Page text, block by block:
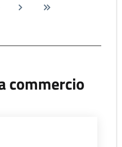
commercio